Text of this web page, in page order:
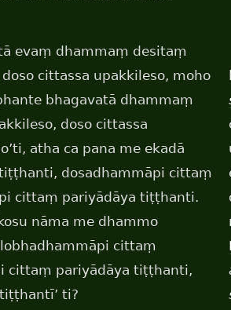
evaṃ dhammaṃ desitaṃ
cittassa upakkileso, moho
bhagavatā dhammaṃ
doso cittassa
atha ca pana me ekadā
dosadhammāpi cittaṃ
cittaṃ pariyādāya tiṭṭhanti.
nāma me dhammo
cittaṃ
cittaṃ pariyādāya tiṭṭhanti,
ti?